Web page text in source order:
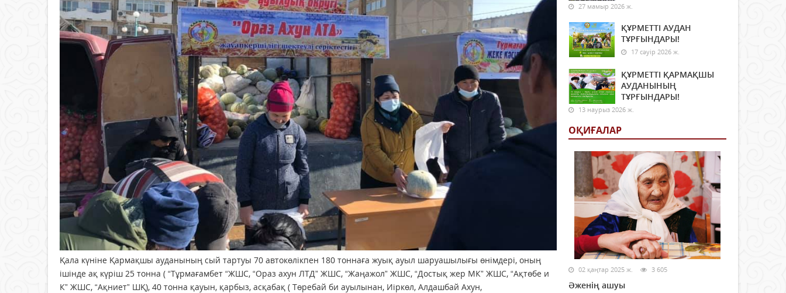
Қала күніне Қармақшы ауданының сый тартуы 70 автокөлікпен 180 тоннаға жуық ауыл шаруашылығы өнімдері, оның
ішінде ақ күріш 25 тонна ( “Тұрмағамбет “ЖШС, “Ораз ахун ЛТД” ЖШС, “Жаңажол” ЖШС, “Достық жер МК” ЖШС, “Ақтөбе и
К” ЖШС, “Ақниет” ШҚ), 40 тонна қауын, қарбыз, асқабақ ( Төребай би ауылынан, Иіркөл, Алдашбай Ахун,
27 мамыр 2026 ж.
ҚҰРМЕТТІ АУДАН
ТҰРҒЫНДАРЫ!
17 сәуір 2026 ж.
ҚҰРМЕТТІ ҚАРМАҚШЫ
АУДАНЫНЫҢ
ТҰРҒЫНДАРЫ!
13 наурыз 2026 ж.
ОҚИҒАЛАР
02 қаңтар 2025 ж. 3 605
Әженің ашуы